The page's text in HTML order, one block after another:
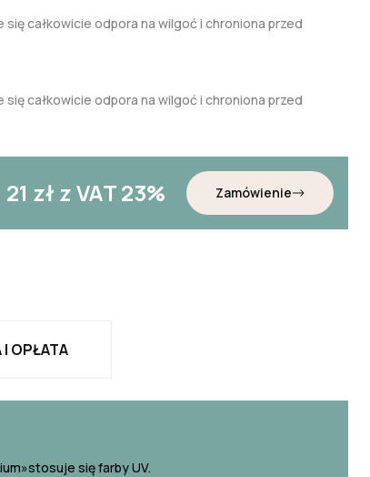
całkowicie odpora na wilgoć i chroniona przed
całkowicie odpora na wilgoć i chroniona przed
21 zł z VAT 23% Zamówienie
I OPŁATA
się farby UV.